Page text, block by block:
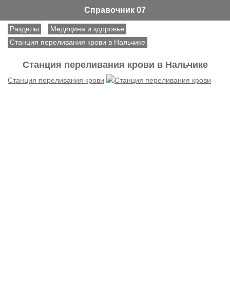
Справочник 07
Разделы
Медицина и здоровье
Станция переливания крови в Нальчике
Станция переливания крови в Нальчике
Станция переливания крови